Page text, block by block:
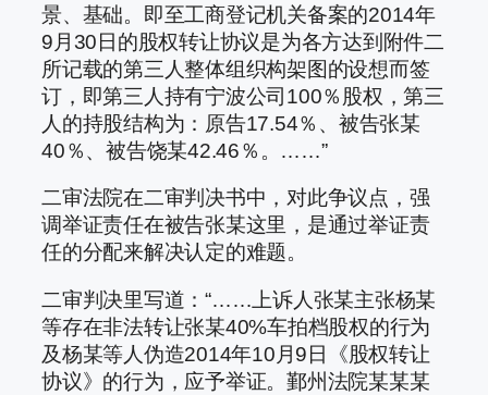
景、基础。即至工商登记机关备案的2014年
9月30日的股权转让协议是为各方达到附件二
所记载的第三人整体组织构架图的设想而签
订，即第三人持有宁波公司100％股权，第三
人的持股结构为：原告17.54％、被告张某
40％、被告饶某42.46％。……”
二审法院在二审判决书中，对此争议点，强
调举证责任在被告张某这里，是通过举证责
任的分配来解决认定的难题。
二审判决里写道：“……上诉人张某主张杨某
等存在非法转让张某40%车拍档股权的行为
及杨某等人伪造2014年10月9日《股权转让
协议》的行为，应予举证。鄞州法院某某某